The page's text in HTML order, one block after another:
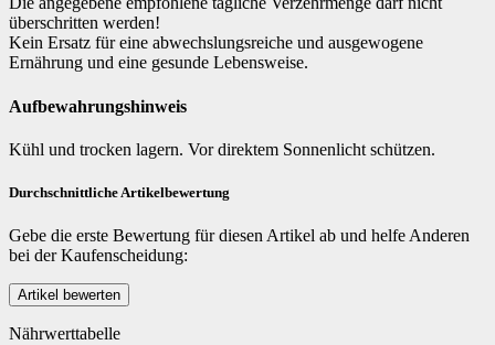
überschritten werden!
Kein Ersatz für eine abwechslungsreiche und ausgewogene
Ernährung und eine gesunde Lebensweise.
Aufbewahrungshinweis
Kühl und trocken lagern. Vor direktem Sonnenlicht schützen.
Durchschnittliche Artikelbewertung
Gebe die erste Bewertung für diesen Artikel ab und helfe Anderen
bei der Kaufenscheidung:
Nährwerttabelle